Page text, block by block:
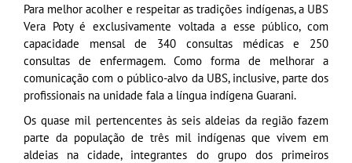
Para melhor acolher e respeitar as tradições indígenas, a UBS
Vera Poty é exclusivamente voltada a esse público, com
capacidade mensal de 340 consultas médicas e 250
consultas de enfermagem. Como forma de melhorar a
comunicação com o público-alvo da UBS, inclusive, parte dos
profissionais na unidade fala a língua indígena Guarani.
Os quase mil pertencentes às seis aldeias da região fazem
parte da população de três mil indígenas que vivem em
aldeias na cidade, integrantes do grupo dos primeiros